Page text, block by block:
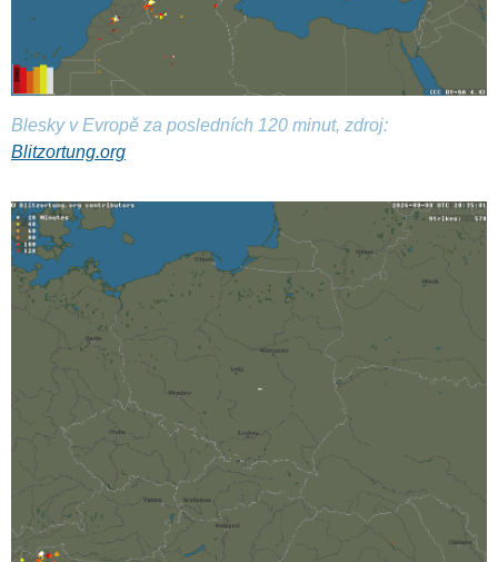
Blesky v Evropě za posledních 120 minut, zdroj:
Blitzortung.org